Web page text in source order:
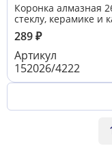
Коронка алмазная
стеклу, керамике и
289₽
Артикул
152026/4222